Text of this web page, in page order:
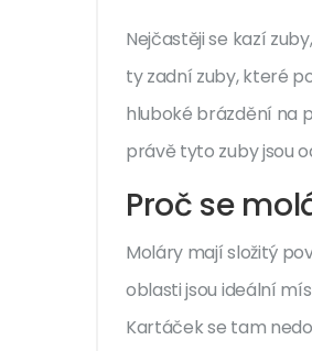
Nejčastěji se kazí
ty zadní zuby, které
hluboké brázdění na
právě tyto zuby jsou
Proč se
Moláry mají složitý
oblasti jsou ideální
Kartáček se tam